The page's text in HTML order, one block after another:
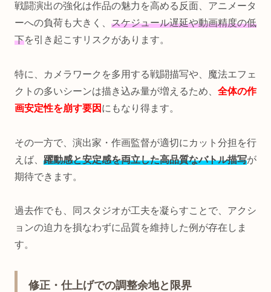
戦闘演出の強化は作品の魅力を高める反面、アニメータ
ーへの負荷も大きく、 スケジュール遅延や動画精度の低
下を引き起こすリスクがあります。
特に、カメラワークを多用する戦闘描写や、魔法エフェ
クトの多いシーンは描き込み量が増えるため、 全体の作
画安定性を崩す要因 にもなり得ます。
その一方で、演出家・作画監督が適切にカット分担を行
えば、 躍動感と安定感を両立した高品質なバトル描写が
期待できます。
過去作でも、同スタジオが工夫を凝らすことで、アクシ
ョンの迫力を損なわずに品質を維持した例が存在しま
す。
修正・仕上げでの調整余地と限界